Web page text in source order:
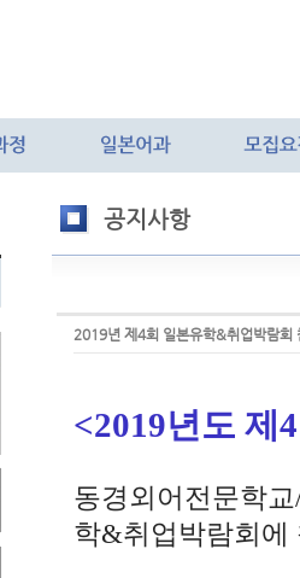
공지사항
2019년 제4회 일본유학&취업박람회
<2019년도 제 4
동경외어전문학
학&취업박람회